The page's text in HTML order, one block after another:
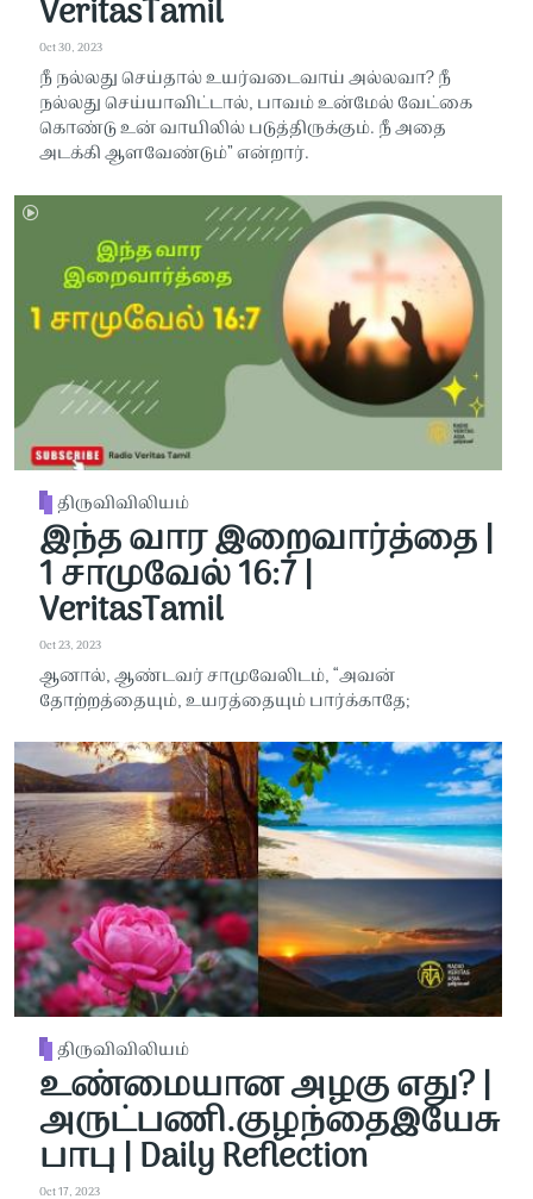
VeritasTamil
Oct 30, 2023
நீ நல்லது செய்தால் உயர்வடைவாய் அல்லவா? நீ
நல்லது செய்யாவிட்டால், பாவம் உன்மேல் வேட்கை
கொண்டு உன் வாயிலில் படுத்திருக்கும். நீ அதை
அடக்கி ஆளவேண்டும்” என்றார்.
திருவிவிலியம்
இந்த வார இறைவார்த்தை |
1 சாமுவேல் 16:7 |
VeritasTamil
Oct 23, 2023
ஆனால், ஆண்டவர் சாமுவேலிடம், “அவன்
தோற்றத்தையும், உயரத்தையும் பார்க்காதே;
திருவிவிலியம்
உண்மையான அழகு எது? |
அருட்பணி.குழந்தைஇயேசு
பாபு | Daily Reflection
Oct 17, 2023